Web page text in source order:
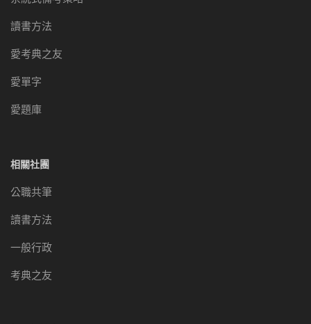
讀書方法
愛考典之友
愛單字
愛題庫
相關社團
公職共筆
讀書方法
一般行政
考典之友